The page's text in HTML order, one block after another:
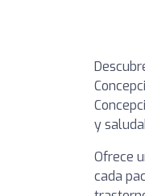
y
Ofrece
cada